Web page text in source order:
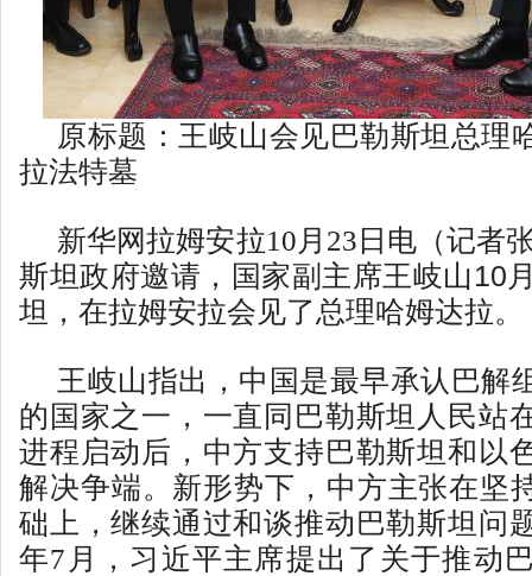
原标题：王岐山会见巴勒斯坦总理
拉法特墓
新华网拉姆安拉10月23日电 （记者
斯坦政府邀请，国家副主席王岐山10
坦，在拉姆安拉会见了总理哈姆达拉。
王岐山指出，中国是最早承认巴解
的国家之一，一直同巴勒斯坦人民站
进程启动后，中方支持巴勒斯坦和以
解决争端。新形势下，中方主张在坚
础上，继续通过和谈推动巴勒斯坦问
年7月，习近平主席提出了关于推动